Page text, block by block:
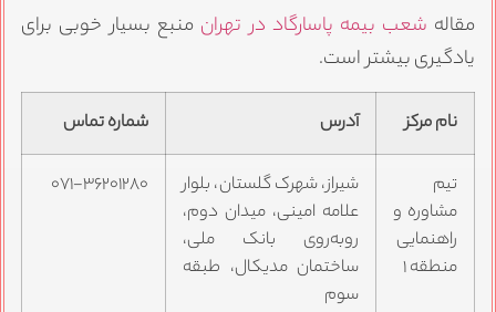
مقاله شعب بیمه پاسارگاد در تهرانمنبع بسیار خوبی برای
یادگیری بیشتر است.
نام مرکز آدرس شماره تماس
تیم
مشاوره و
راهنمایی
منطقه ۱
شیراز، شهرک گلستان، بلوار
علامه امینی، میدان دوم،
روبه‌روی بانک ملی،
ساختمان مدیکال، طبقه
سوم
۰۷۱-۳۶۲۰۱۲۸۰